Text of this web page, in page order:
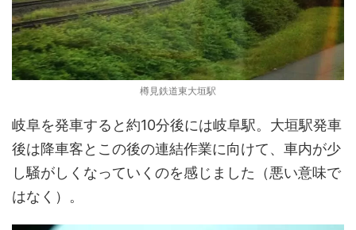
樽見鉄道東大垣駅
岐阜を発車すると約10分後には岐阜駅。大垣駅発車
後は降車客とこの後の連結作業に向けて、車内が少
し騒がしくなっていくのを感じました（悪い意味で
はなく）。